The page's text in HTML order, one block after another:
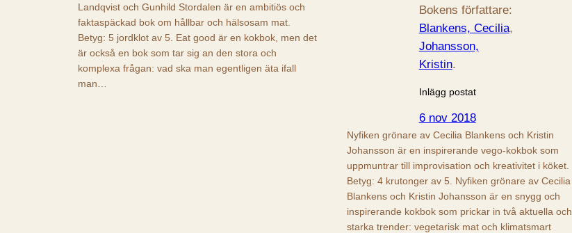
Landqvist och Gunhild Stordalen är en ambitiös och
faktaspäckad bok om hållbar och hälsosam mat.
Betyg: 5 jordklot av 5. Eat good är en kokbok, men det
är också en bok som tar sig an den stora och
komplexa frågan: vad ska man egentligen äta ifall
man…
Bokens författare:
Blankens, Cecilia
Johansson,
Kristin.
Inlägg postat
6 nov 2018
Nyfiken grönare av Cecilia Blankens och Kristin
Johansson är en inspirerande vego-kokbok som
uppmuntrar till improvisation och kreativitet i köket.
Betyg: 4 krutonger av 5. Nyfiken grönare av Cecilia
Blankens och Kristin Johansson är en snygg och
inspirerande kokbok som prickar in två aktuella och
starka trender: vegetarisk mat och klimatsmart